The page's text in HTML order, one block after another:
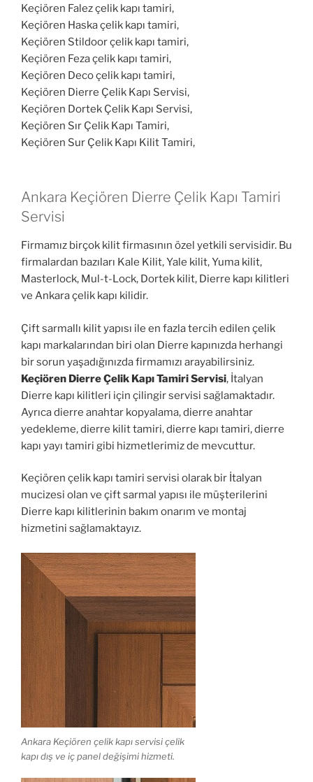
Keçiören Falez çelik kapı tamiri,
Keçiören Haska çelik kapı tamiri,
Keçiören Stildoor çelik kapı tamiri,
Keçiören Feza çelik kapı tamiri,
Keçiören Deco çelik kapı tamiri,
Keçiören Dierre Çelik Kapı Servisi,
Keçiören Dortek Çelik Kapı Servisi,
Keçiören Sır Çelik Kapı Tamiri,
Keçiören Sur Çelik Kapı Kilit Tamiri,
Ankara Keçiören Dierre Çelik Kapı Tamiri
Servisi
Firmamız birçok kilit firmasının özel yetkili servisidir. Bu
firmalardan bazıları Kale Kilit, Yale kilit, Yuma kilit,
Masterlock, Mul-t-Lock, Dortek kilit, Dierre kapı kilitleri
ve Ankara çelik kapı kilidir.
Çift sarmallı kilit yapısı ile en fazla tercih edilen çelik
kapı markalarından biri olan Dierre kapınızda herhangi
bir sorun yaşadığınızda firmamızı arayabilirsiniz.
Keçiören Dierre Çelik Kapı Tamiri Servisi, İtalyan
Dierre kapı kilitleri için çilingir servisi sağlamaktadır.
Ayrıca dierre anahtar kopyalama, dierre anahtar
yedekleme, dierre kilit tamiri, dierre kapı tamiri, dierre
kapı yayı tamiri gibi hizmetlerimiz de mevcuttur.
Keçiören çelik kapı tamiri servisi olarak bir İtalyan
mucizesi olan ve çift sarmal yapısı ile müşterilerini
Dierre kapı kilitlerinin bakım onarım ve montaj
hizmetini sağlamaktayız.
Ankara Keçiören çelik kapı servisi çelik
kapı dış ve iç panel değişimi hizmeti.